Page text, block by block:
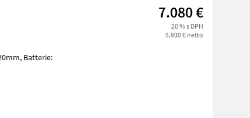
7.080 €
20 % s DPH
5.900 € netto